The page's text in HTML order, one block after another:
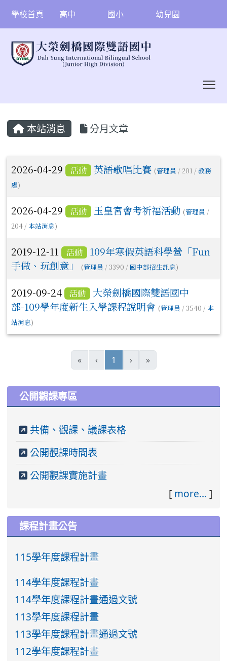
學校首頁 高中 國小 幼兒園
本站消息 分月文章
文章列表
2026-04-29 活動 英語歌唱比賽 (管理員 / 201 /教務
處)
2026-04-29 活動 玉皇宮會考祈福活動 (管理員 /
204 /本站消息)
2019-12-11 活動
109年寒假英語科學營「Fun
手做、玩創意」
(管理員 / 3390 / 國中部招生訊息)
2019-09-24 活動
大榮劍橋國際雙語國中
部-109學年度新生入學課程說明會 (管理員 / 3540 /本
站消息)
« ‹ 1 (current)
› »
公開觀課專區
共備、觀課、議課表格
公開觀課時間表
公開觀課實施計畫
[ more... ]
課程計畫公告
115學年度課程計畫
114學年度課程計畫
114學年度課程計畫通過文號
113學年度課程計畫
113學年度課程計畫通過文號
112學年度課程計畫